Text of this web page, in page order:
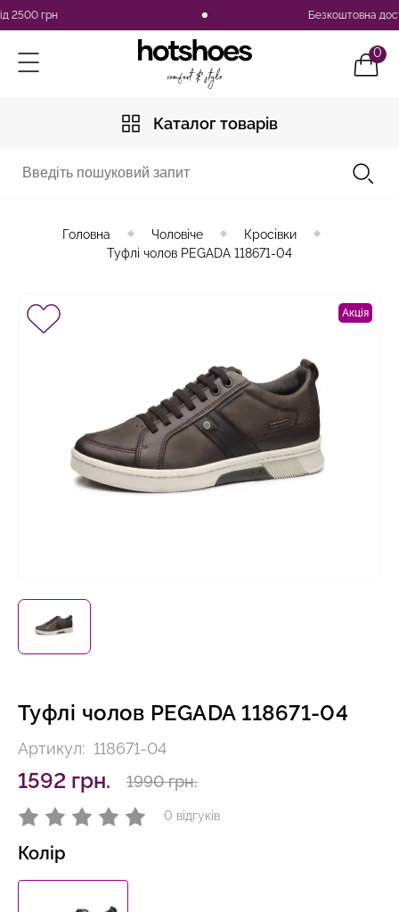
грн Безкоштовна
0
Каталог товарів
Головна Чоловіче
Кросівки
Туфлі чолов PEGADA 118671-04
Акція
Туфлі чолов PEGADA 118671-04
Артикул: 118671-04
1592 грн. 1990 грн.
0 відгуків
Колір